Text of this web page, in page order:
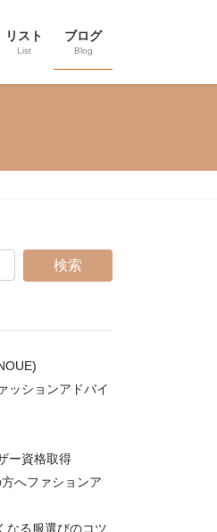
リスト
List
ブログ
Blog
ッションアドバイ
ー資格取得
へファションア
なる服選びのコツ